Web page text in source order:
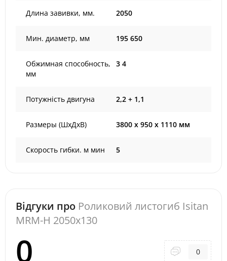
Длина завивки, мм. 2050
Мин. диаметр, мм 195 650
Обжимная способность,
мм
3 4
Потужність двигуна 2,2 + 1,1
Размеры (ШxДxВ) 3800 х 950 х 1110 мм
Скорость гибки. м мин 5
Відгуки про Роликовий листогиб Isitan
MRM-H 2050x130
0 0